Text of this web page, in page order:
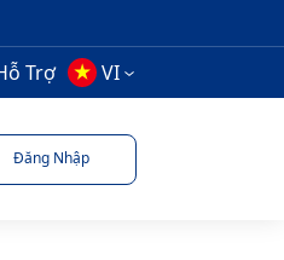
Trợ VI
Đăng Nhập